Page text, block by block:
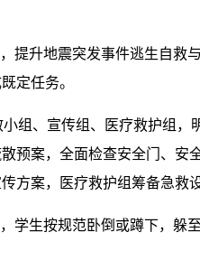
提升地震突发事件逃生自救
定任务。
组、宣传组、医疗救护组
预案，全面检查安全门、
案，医疗救护组筹备急救
生按规范卧倒或蹲下，躲